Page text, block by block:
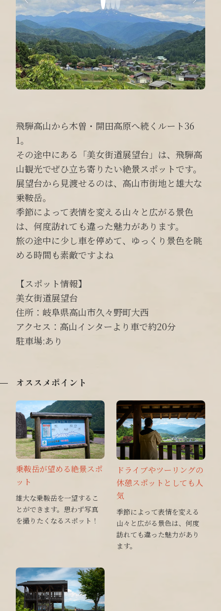
飛騨高山から木曽・開田高原へ続くルート36
1。
その途中にある「美女街道展望台」は、飛騨高
山観光でぜひ立ち寄りたい絶景スポットです。
展望台から見渡せるのは、高山市街地と雄大な
乗鞍岳。
季節によって表情を変える山々と広がる景色
は、何度訪れても違った魅力があります。
旅の途中に少し車を停めて、ゆっくり景色を眺
める時間も素敵ですよね
【スポット情報】
美女街道展望台
住所：岐阜県高山市久々野町大西
アクセス：高山インターより車で約20分
駐車場:あり
オススメポイント
乗鞍岳が望める絶景スポ
ット
雄大な乗鞍岳を一望するこ
とができます。思わず写真
を撮りたくなるスポット！
ドライブやツーリングの
休憩スポットとしても人
気
季節によって表情を変える
山々と広がる景色は、何度
訪れても違った魅力があり
ます。